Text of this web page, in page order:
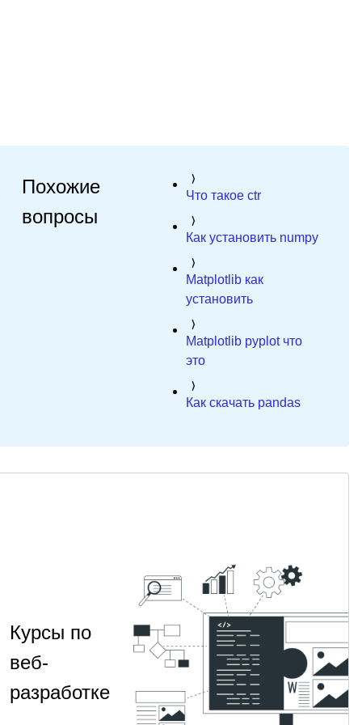
Похожие
вопросы
Что такое ctr
Как установить numpy
Matplotlib как
установить
Matplotlib pyplot что
это
Как скачать pandas
Курсы по
веб-
разработке